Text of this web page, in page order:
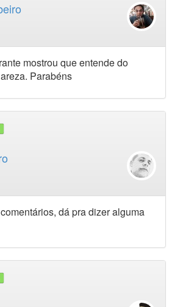
mostrou que entende do
Parabéns
dá pra dizer alguma